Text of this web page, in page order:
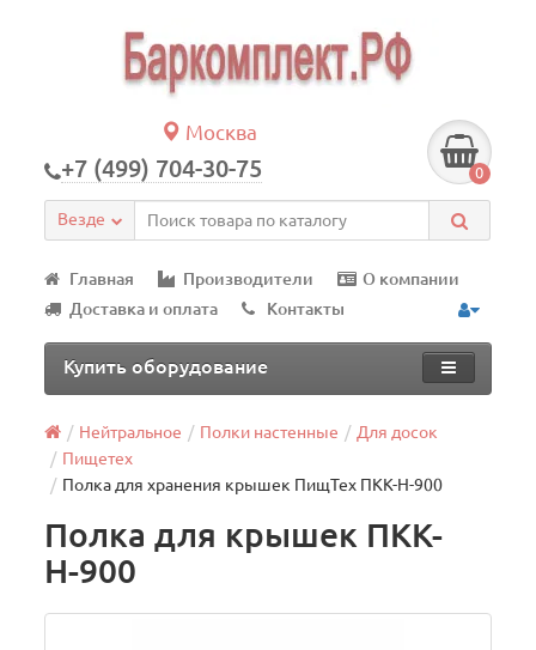
Москва
+7 (499) 704-30-75 0
Везде
Главная Производители
О компании
Доставка и оплата
Контакты
Купить оборудование
Нейтральное Полки настенные
Для досок
Пищетех
Полка для хранения крышек ПищТех ПКК-Н-900
Полка для крышек ПКК-
Н-900